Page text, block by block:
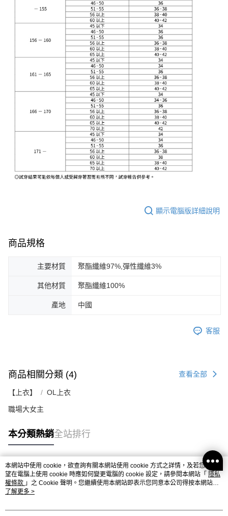
顯示電腦版詳細說明
商品規格
主要材質 聚酯纖維97%,彈性纖維3%
其他材質 聚酯纖維100%
產地 中國
客服
商品相關分類 (4) 查看全部
【上衣】 OL上衣
職場大女主
本分類熱銷全站排行
熱門標籤
本網站中使用 cookie，欲查詢有關本網站使用 cookie 方式之詳情，及若您不希
望在電腦上使用 cookie 時應如何變更電腦的 cookie 設定，請參閱本網站「 隱私
權條款 」之 Cookie 聲明。您繼續使用本網站即表示您同意本公司得按本網站使
用條款之 Cookie 聲明使用 cookie。
了解更多 >